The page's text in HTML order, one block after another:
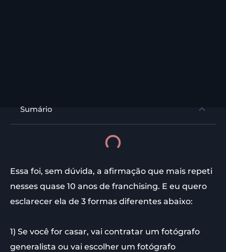
Sumário
Essa foi, sem dúvida, a afirmação que mais repeti
nesses quase 10 anos de franchising. E eu quero
esclarecer ela de 3 formas diferentes abaixo:
1) Se você for casar, vai contratar um fotógrafo
generalista ou vai escolher um fotógrafo